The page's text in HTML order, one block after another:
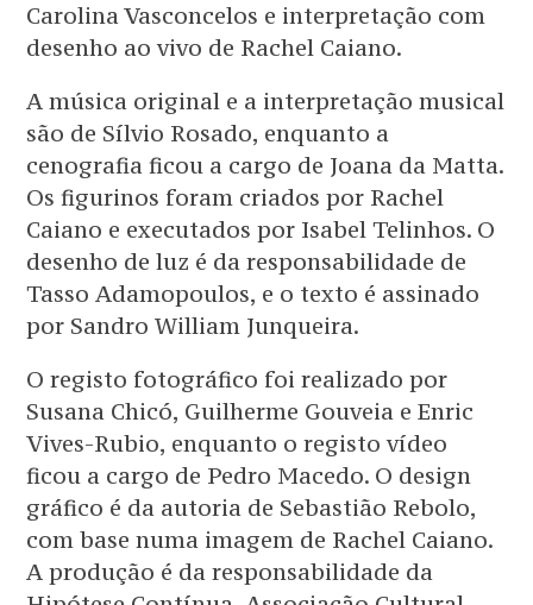
Carolina Vasconcelos e interpretação com
desenho ao vivo de Rachel Caiano.
A música original e a interpretação musical
são de Sílvio Rosado, enquanto a
cenografia ficou a cargo de Joana da Matta.
Os figurinos foram criados por Rachel
Caiano e executados por Isabel Telinhos. O
desenho de luz é da responsabilidade de
Tasso Adamopoulos, e o texto é assinado
por Sandro William Junqueira.
O registo fotográfico foi realizado por
Susana Chicó, Guilherme Gouveia e Enric
Vives-Rubio, enquanto o registo vídeo
ficou a cargo de Pedro Macedo. O design
gráfico é da autoria de Sebastião Rebolo,
com base numa imagem de Rachel Caiano.
A produção é da responsabilidade da